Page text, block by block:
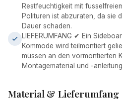
Restfeuchtigkeit mit
Polituren ist abzuraten, da sie
Dauer schaden.
LIEFERUMFANG ✔ Ein
Kommode wird teilmontiert
müssen an den vormontierten
Montagematerial und -
Material & Lieferumfang